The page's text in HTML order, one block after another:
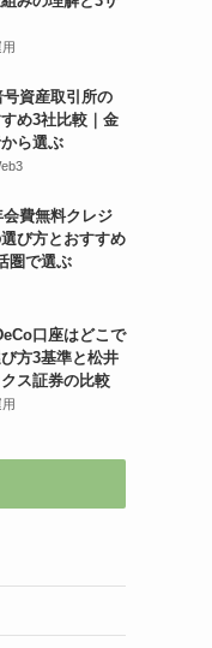
号資産取引所の
め3社比較｜金
ら選ぶ
会費無料クレジ
び方とおすすめ
圏で選ぶ
口座はどこで
方3基準と松井
ス証券の比較